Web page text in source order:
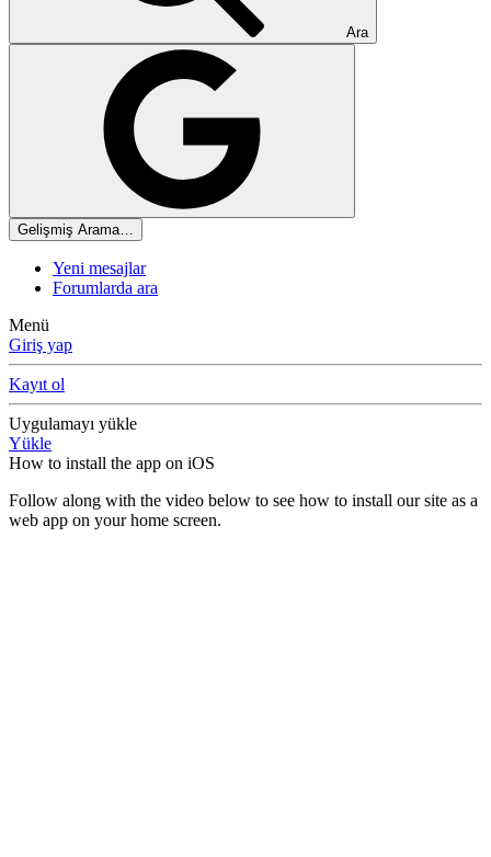
Ara
Gelişmiş Arama…
Yeni mesajlar
Forumlarda ara
Menü
Giriş yap
Kayıt ol
Uygulamayı yükle
Yükle
How to install the app on iOS
Follow along with the video below to see how to install our site as a
web app on your home screen.